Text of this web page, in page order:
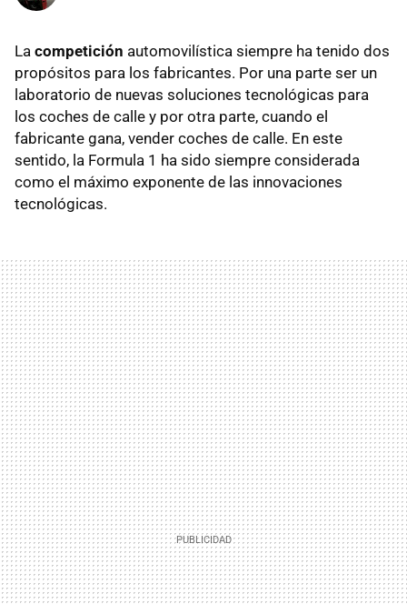
La competición automovilística siempre ha tenido dos
propósitos para los fabricantes. Por una parte ser un
laboratorio de nuevas soluciones tecnológicas para
los coches de calle y por otra parte, cuando el
fabricante gana, vender coches de calle. En este
sentido, la Formula 1 ha sido siempre considerada
como el máximo exponente de las innovaciones
tecnológicas.